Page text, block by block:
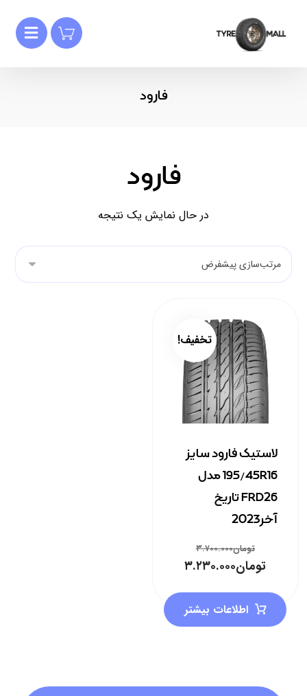
فارود
فارود
در حال نمایش یک نتیجه
لاستیک فارود سایز
195/45R16 مدل
FRD26 تاریخ
آخر2023
تومان۳.۷۰۰.۰۰۰
تومان۳.۲۳۰.۰۰۰
تخفیف!
اطلاعات بیشتر